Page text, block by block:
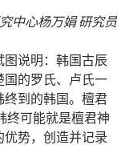
中心杨万娟 研究员
图说明：韩国古辰
国的罗氏、卢氏一
终到的韩国。檀君
终可能就是檀君神
势，创造并记录